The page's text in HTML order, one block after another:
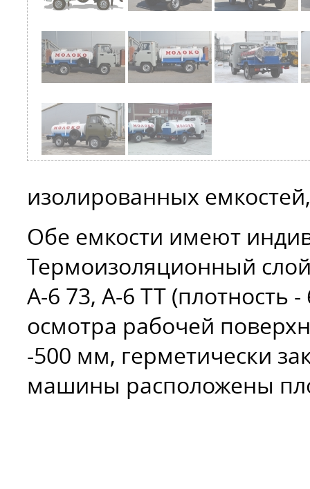
изолированных
Обе емкости имеют
Термоизоляционный
А-6 73, А-6 ТТ (плотность
осмотра рабочей
-500 мм, герметически
машины расположены